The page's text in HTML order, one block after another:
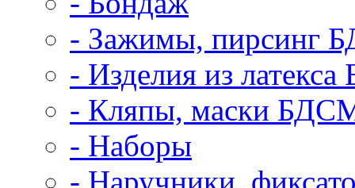
- Зажимы, пирсинг
- Изделия из
- Кляпы, маски
- Наборы
- Наручники,